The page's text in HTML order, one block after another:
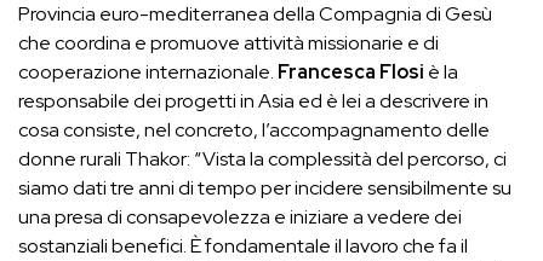
Provincia euro-mediterranea della Compagnia di Gesù
che coordina e promuove attività missionarie e di
cooperazione internazionale. Francesca Flosi è la
responsabile dei progetti in Asia ed è lei a descrivere in
cosa consiste, nel concreto, l’accompagnamento delle
donne rurali Thakor: “Vista la complessità del percorso, ci
siamo dati tre anni di tempo per incidere sensibilmente su
una presa di consapevolezza e iniziare a vedere dei
sostanziali benefici. È fondamentale il lavoro che fa il